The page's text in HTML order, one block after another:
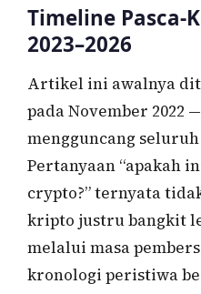
Timeline Pasca-
2023–2026
Artikel ini awalnya
pada November 2022
mengguncang
Pertanyaan “apakah
crypto?” ternyata
kripto justru bangkit
melalui masa
kronologi peristiwa